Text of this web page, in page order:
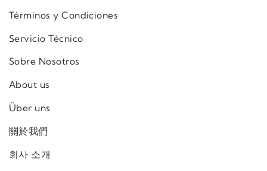
Términos y Condiciones
Servicio Técnico
Sobre Nosotros
About us
Über uns
關於我們
회사 소개